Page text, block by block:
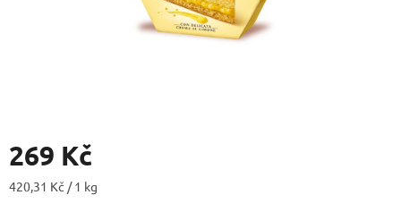
269 Kč
Měrná
420,31 Kč / 1 kg